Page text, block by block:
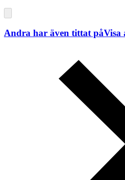
Andra har även tittat påVisa